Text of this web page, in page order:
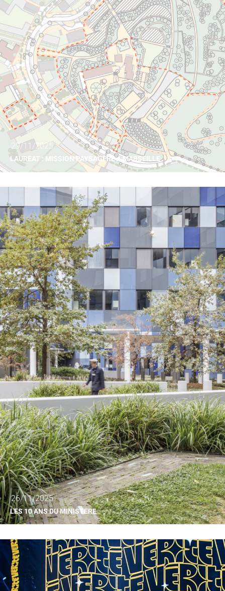
LAURÉAT : MISSION PAYSAGÈRE À MARSEILLE
29/11/2025
LES 10 ANS DU MINISTÈRE
26/11/2025